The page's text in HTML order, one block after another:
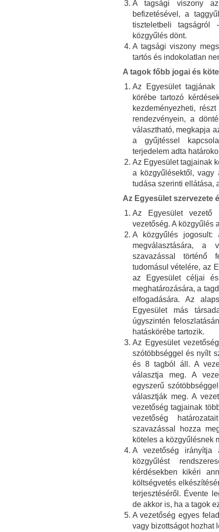
A tagsági viszony
befizetésével, a
tiszteletbeli
közgyűlés dönt.
A tagsági viszony
tartós és indokolatlan
A tagok főbb jogai és
Az Egyesület
körébe tartozó
kezdeményezheti,
rendezvényein, a
választható, megkapja
a gyűjtéssel
terjedelem adta
Az Egyesület tagjainak
a közgyűlésektől, vagy
tudása szerinti ellátása,
Az Egyesület szervezete
Az Egyesület
vezetőség. A közgyűlés
A közgyűlés jogosult:
megválasztására, a
szavazással történő
tudomásul vételére, az
az Egyesület céljai
meghatározására, a
elfogadására. Az
Egyesület más
úgyszintén
hatáskörébe tartozik.
Az Egyesület
szótöbbséggel és nyílt
és 8 tagból áll. A
választja meg. A
egyszerű
választják meg. A
vezetőség tagjainak
vezetőség
szavazással hozza
köteles a közgyűlésnek
A vezetőség irányítja
közgyűlést
kérdésekben kikéri
költségvetés
terjesztéséről. Évente
de akkor is, ha a tagok
A vezetőség egyes
vagy bizottságot hozhat